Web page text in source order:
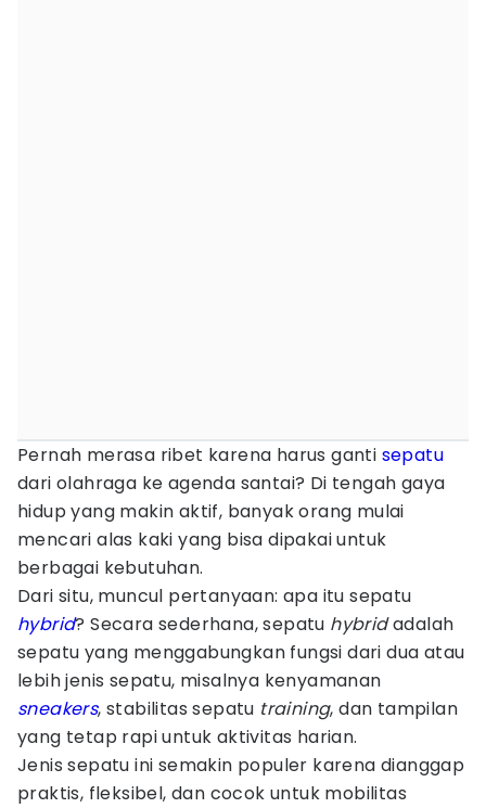
Pernah merasa ribet karena harus ganti sepatu
dari olahraga ke agenda santai? Di tengah gaya
hidup yang makin aktif, banyak orang mulai
mencari alas kaki yang bisa dipakai untuk
berbagai kebutuhan.
Dari situ, muncul pertanyaan: apa itu sepatu
hybrid? Secara sederhana, sepatu hybridadalah
sepatu yang menggabungkan fungsi dari dua atau
lebih jenis sepatu, misalnya kenyamanan
sneakers, stabilitas sepatu training, dan tampilan
yang tetap rapi untuk aktivitas harian.
Jenis sepatu ini semakin populer karena dianggap
praktis, fleksibel, dan cocok untuk mobilitas